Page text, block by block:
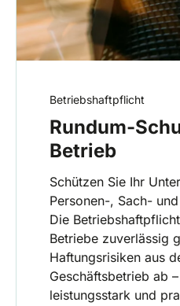
Betriebshaftpflicht
Rundum-
Betrieb
Schützen Sie Ihr
Personen-, Sach-
Die
Betriebe zuverlässig
Haftungsrisiken aus
Geschäftsbetrieb ab
leistungsstark und